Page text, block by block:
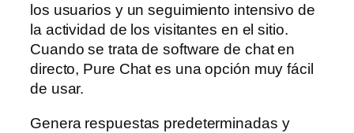
los usuarios y un seguimiento intensivo de
la actividad de los visitantes en el sitio.
Cuando se trata de software de chat en
directo, Pure Chat es una opción muy fácil
de usar.
Genera respuestas predeterminadas y